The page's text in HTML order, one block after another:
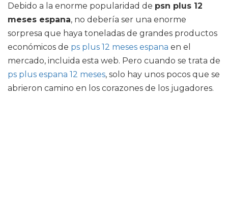
Debido a la enorme popularidad de psn plus 12
meses espana, no debería ser una enorme
sorpresa que haya toneladas de grandes productos
económicos de ps plus 12 meses espana en el
mercado, incluida esta web. Pero cuando se trata de
ps plus espana 12 meses, solo hay unos pocos que se
abrieron camino en los corazones de los jugadores.